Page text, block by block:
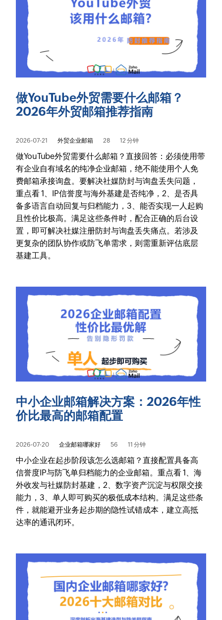
做YouTube外贸需要什么邮箱？
2026年外贸邮箱推荐指南
2026-07-21 外贸企业邮箱 28 12 分钟
做YouTube外贸需要什么邮箱？直接回答：必须使用带
有企业自有域名的纯净企业邮箱，绝不能使用个人免
费邮箱承接询盘。要解决社媒防封与询盘丢失问题，
重点看 1、IP信誉度与海外基建是否纯净，2、是否具
备多语言自动回复与归档能力，3、能否实现一人起购
且性价比极高。满足这些条件时，配合正确的后台设
置，即可解决社媒注册防封与询盘丢失痛点。若涉及
更复杂的团队协作或防飞单需求，则需重新评估底层
基建工具。
中小企业邮箱解决方案：2026年性
价比最高的邮箱配置
2026-07-20 企业邮箱哪家好 56 11 分钟
中小企业在起步阶段该怎么选邮箱？直接配置具备高
信誉度IP与防飞单归档能力的企业邮箱。重点看 1、海
外收发与社媒防封基建，2、数字资产沉淀与权限交接
能力，3、单人即可购买的极低成本结构。满足这些条
件，就能避开业务起步期的隐性试错成本，建立高抵
达率的通讯闭环。